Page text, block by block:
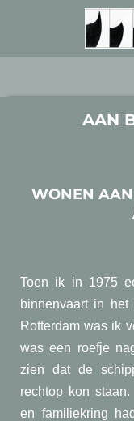
AAN
WONEN
Toen ik in 1975
binnenvaart in het
Rotterdam was ik
was een roefje
zien dat de
rechtop kon
en familiekring